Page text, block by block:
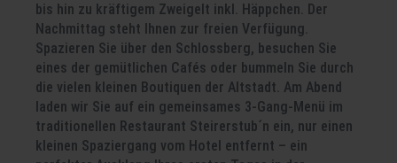
bis hin zu kräftigem Zweigelt inkl. Häppchen. Der
Nachmittag steht Ihnen zur freien Verfügung.
Spazieren Sie über den Schlossberg, besuchen Sie
eines der gemütlichen Cafés oder bummeln Sie durch
die vielen kleinen Boutiquen der Altstadt. Am Abend
laden wir Sie auf ein gemeinsames 3-Gang-Menü im
traditionellen Restaurant Steirerstub´n ein, nur einen
kleinen Spaziergang vom Hotel entfernt – ein